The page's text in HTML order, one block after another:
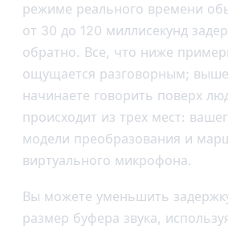
режиме реального времени
от 30 до 120 миллисекунд
обратно. Все, что ниже
ощущается разговорным;
начинаете говорить поверх
происходит из трех мест:
модели преобразования и
виртуального микрофона.
Вы можете уменьшить
размер буфера звука,